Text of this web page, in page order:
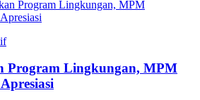
Program Lingkungan, MPM